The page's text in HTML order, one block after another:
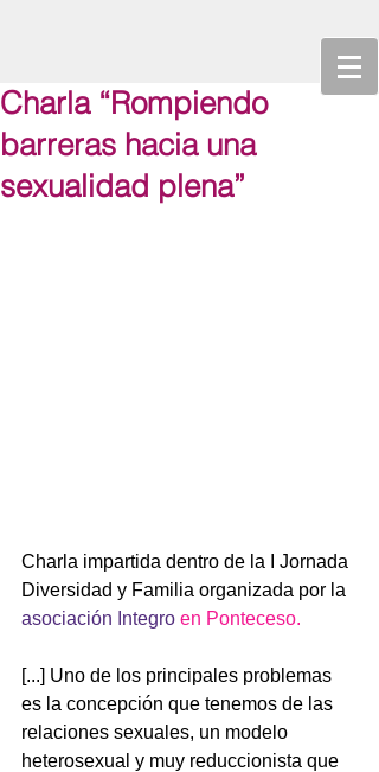
Charla “Rompiendo
barreras hacia una
sexualidad plena”
Charla impartida dentro de la I Jornada
Diversidad y Familia organizada por la
asociación Integro en Ponteceso.
[...] Uno de los principales problemas
es la concepción que tenemos de las
relaciones sexuales, un modelo
heterosexual y muy reduccionista que